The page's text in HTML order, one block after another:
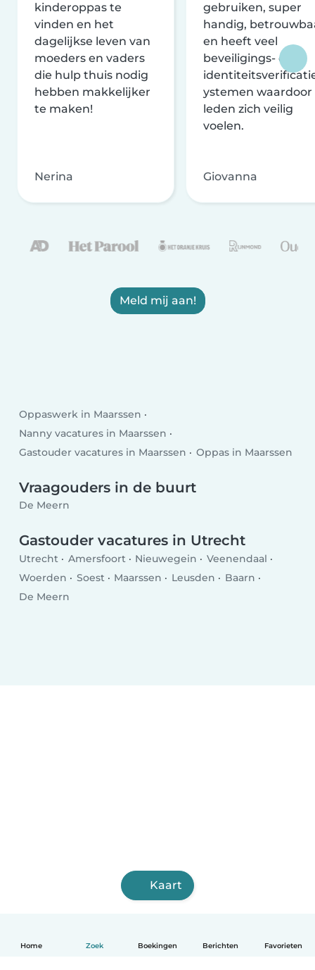
Home Zoek Boekingen Berichten Favorieten
kinderoppas te
vinden en het
dagelijkse leven van
moeders en vaders
die hulp thuis nodig
hebben makkelijker
te maken!
Nerina
gebruiken, super
handig,
en heeft veel
beveiligings- en
ystemen waardoor
leden zich veilig
voelen.
Giovanna
Meld mij aan!
Oppaswerk in Maarssen
Nanny vacatures in Maarssen
Gastouder vacatures in Maarssen
Oppas in Maarssen
Vraagouders in de buurt
De Meern
Gastouder vacatures in Utrecht
Utrecht Amersfoort Nieuwegein
Veenendaal
Woerden
Soest Maarssen Leusden
Baarn
De Meern
Kaart